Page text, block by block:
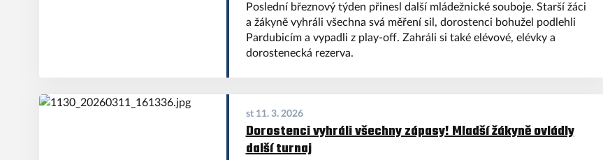
Poslední březnový týden přinesl další mládežnické souboje. Starší žáci
a žákyně vyhráli všechna svá měření sil, dorostenci bohužel podlehli
Pardubicím a vypadli z play-off. Zahráli si také elévové, elévky a
dorostenecká rezerva.
st 11. 3. 2026
Dorostenci vyhráli všechny zápasy! Mladší žákyně ovládly
další turnaj